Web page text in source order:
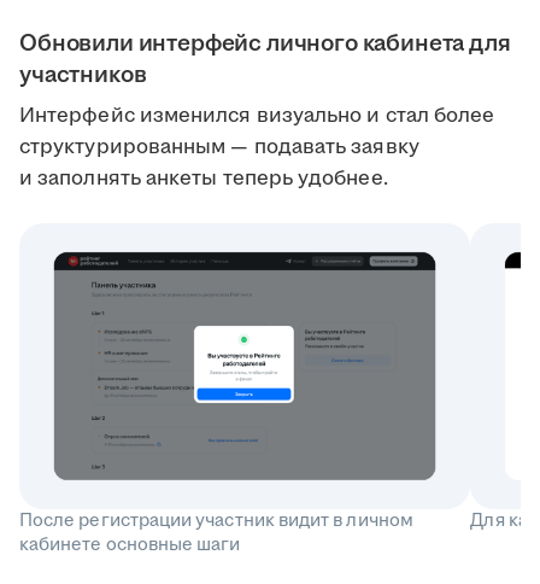
Обновили интерфейс личного кабинета для
участников
Интерфейс изменился визуально и стал более
структурированным — подавать заявку
и заполнять анкеты теперь удобнее.
После регистрации участник видит в личном
кабинете основные шаги
Для